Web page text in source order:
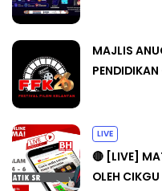
MAJLIS
LIVE
🔴 [LIVE]
OLEH